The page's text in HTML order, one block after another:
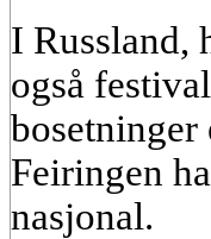
I Russland,
også
bosetninger
Feiringen
nasjonal.